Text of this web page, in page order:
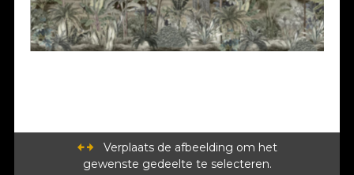
Verplaats de afbeelding om het
gewenste gedeelte te selecteren.